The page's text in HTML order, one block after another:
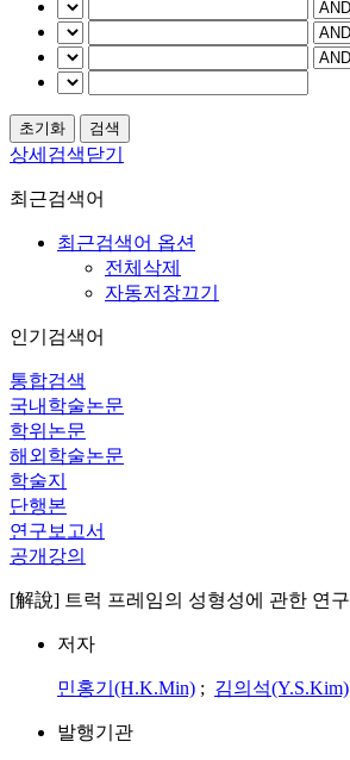
상세검색닫기
최근검색어
최근검색어 옵션
전체삭제
자동저장끄기
인기검색어
통합검색
국내학술논문
학위논문
해외학술논문
학술지
단행본
연구보고서
공개강의
[解說] 트럭 프레임의 성형성에 관한 연구
저자
민홍기(H.K.Min) ; 김의석(Y.S.Kim)
발행기관